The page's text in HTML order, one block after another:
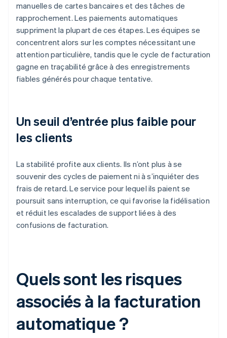
manuelles de cartes bancaires et des tâches de
rapprochement. Les paiements automatiques
suppriment la plupart de ces étapes. Les équipes se
concentrent alors sur les comptes nécessitant une
attention particulière, tandis que le cycle de facturation
gagne en traçabilité grâce à des enregistrements
fiables générés pour chaque tentative.
Un seuil d’entrée plus faible pour
les clients
La stabilité profite aux clients. Ils n’ont plus à se
souvenir des cycles de paiement ni à s’inquiéter des
frais de retard. Le service pour lequel ils paient se
poursuit sans interruption, ce qui favorise la fidélisation
et réduit les escalades de support liées à des
confusions de facturation.
Quels sont les risques
associés à la facturation
automatique ?